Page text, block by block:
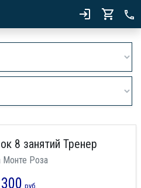
8 занятий Тренер
Монте Роза
руб.